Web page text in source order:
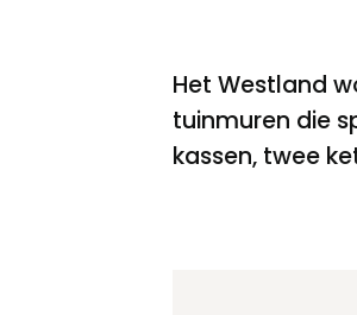
Het Westland
tuinmuren die
kassen, twee